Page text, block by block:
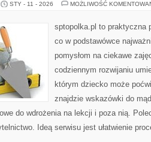
STY - 11 - 2026 MOŻLIWOŚĆ
sptopolka.pl to praktyczna
co w podstawówce
pomysłom na ciekawe
codziennym rozwijaniu
którym dziecko może
znajdzie wskazówki do
do wdrożenia na lekcji i poza nią.
Ideą serwisu jest ułatwienie